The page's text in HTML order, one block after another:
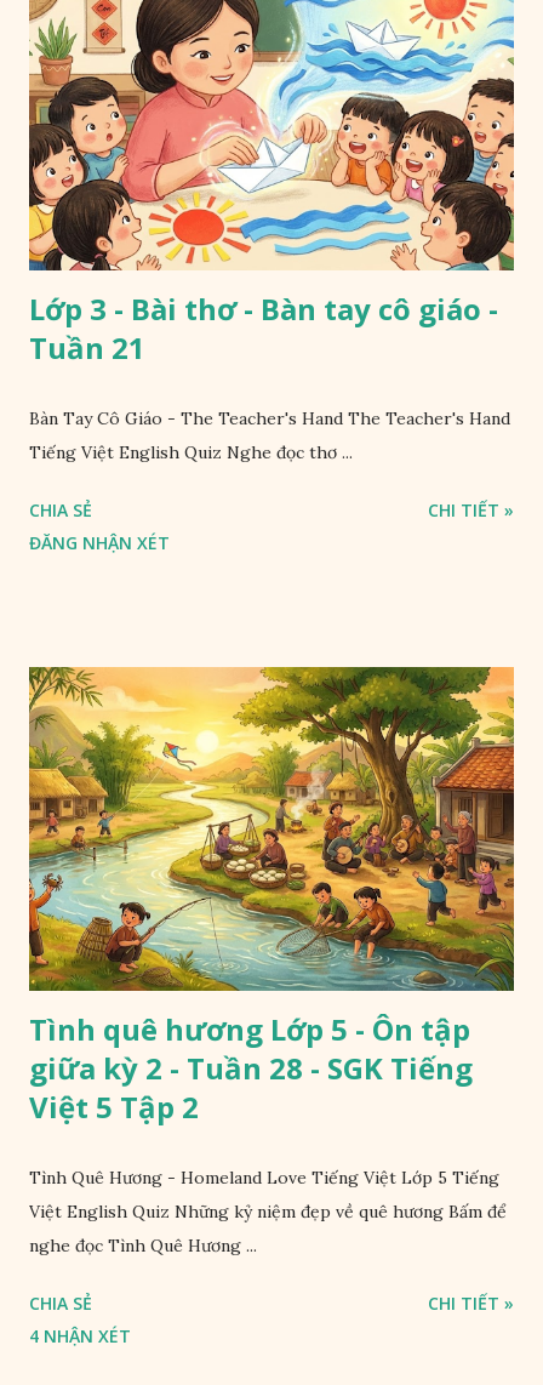
Lớp 3 - Bài thơ - Bàn tay cô giáo -
Tuần 21
Bàn Tay Cô Giáo - The Teacher's Hand The Teacher's Hand
Tiếng Việt English Quiz Nghe đọc thơ ...
CHIA SẺ
ĐĂNG NHẬN XÉT
CHI TIẾT »
Tình quê hương Lớp 5 - Ôn tập
giữa kỳ 2 - Tuần 28 - SGK Tiếng
Việt 5 Tập 2
Tình Quê Hương - Homeland Love Tiếng Việt Lớp 5 Tiếng
Việt English Quiz Những kỷ niệm đẹp về quê hương Bấm để
nghe đọc Tình Quê Hương ...
CHIA SẺ
4 NHẬN XÉT
CHI TIẾT »